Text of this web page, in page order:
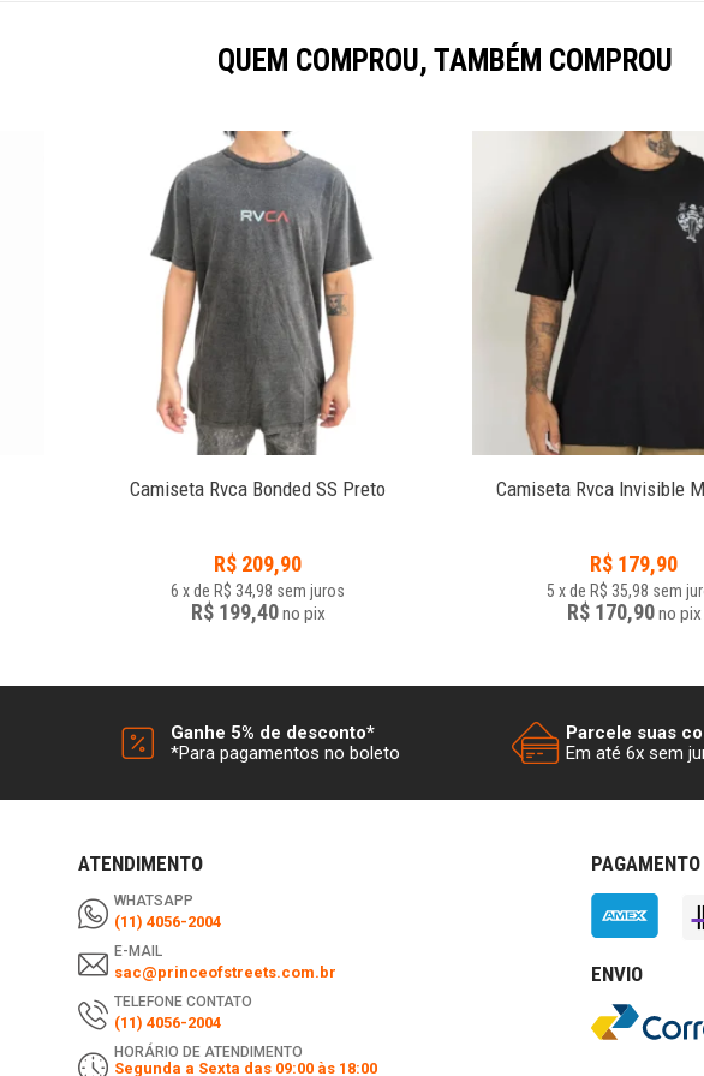
QUEM COMPROU, TAMBÉM COMPROU
Camiseta Rvca Bonded SS Preto
R$ 209,90
6 xde R$ 34,98 sem juros
R$ 199,40no pix
Camiseta Rvca Invisible
R$ 179,90
5 xde R$ 35,98 sem
R$ 170,90no pix
Ganhe 5% de desconto*
*Para pagamentos no boleto
Parcele suas
Em até 6x sem
ATENDIMENTO
WHATSAPP
(11) 4056-2004
E-MAIL
sac@princeofstreets.com.br
TELEFONE CONTATO
(11) 4056-2004
HORÁRIO DE ATENDIMENTO
Segunda a Sexta das 09:00 às 18:00
PAGAMENTO
ENVIO